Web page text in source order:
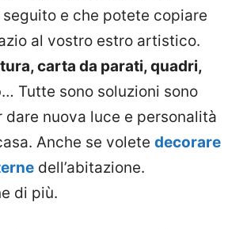
e che potete copiare
al vostro estro artistico.
carta da parati, quadri,
… Tutte sono soluzioni sono
nuova luce e personalità
Anche se volete decorare
dell’abitazione.
di più.